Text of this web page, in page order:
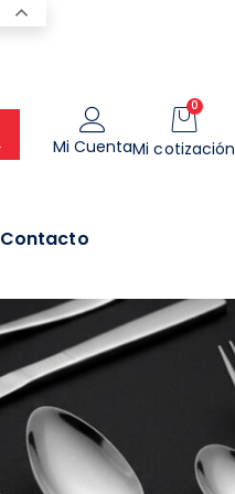
Mi Cuenta
0
Mi cotización
Contacto